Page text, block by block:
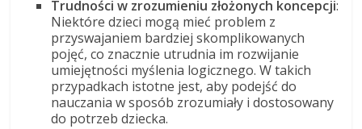
Trudności w zrozumieniu złożonych koncepcji:
Niektóre dzieci mogą mieć problem z
przyswajaniem bardziej skomplikowanych
pojęć, co znacznie utrudnia im rozwijanie
umiejętności myślenia logicznego. W takich
przypadkach istotne jest, aby podejść do
nauczania w sposób zrozumiały i dostosowany
do potrzeb dziecka.